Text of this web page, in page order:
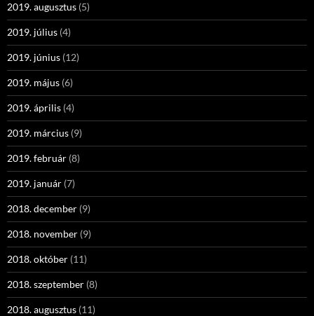
2019. augusztus (5)
2019. július (4)
2019. június (12)
2019. május (6)
2019. április (4)
2019. március (9)
2019. február (8)
2019. január (7)
2018. december (9)
2018. november (9)
2018. október (11)
2018. szeptember (8)
2018. augusztus (11)